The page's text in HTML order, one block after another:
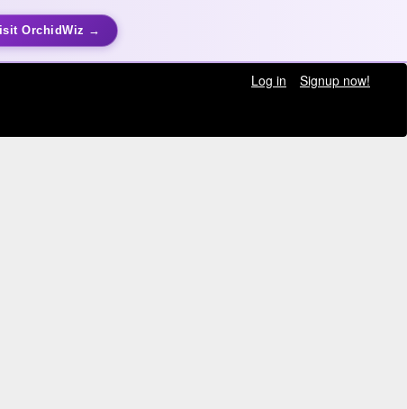
OrchidWiz →
Log in
Signup now!